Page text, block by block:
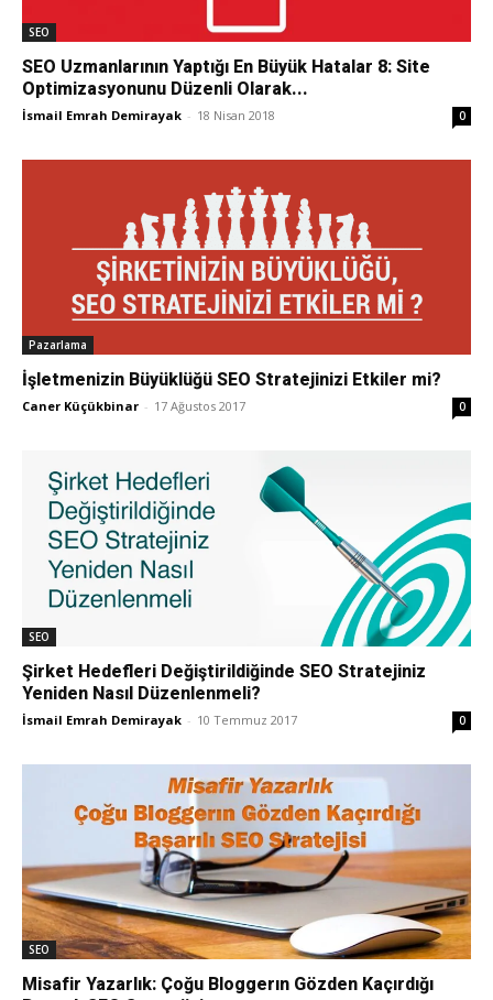
SEO
SEO Uzmanlarının Yaptığı En Büyük Hatalar 8: Site
Optimizasyonunu Düzenli Olarak...
İsmail Emrah Demirayak - 18 Nisan 2018 0
Pazarlama
İşletmenizin Büyüklüğü SEO Stratejinizi Etkiler mi?
Caner Küçükbinar - 17 Ağustos 2017 0
SEO
Şirket Hedefleri Değiştirildiğinde SEO Stratejiniz
Yeniden Nasıl Düzenlenmeli?
İsmail Emrah Demirayak - 10 Temmuz 2017 0
SEO
Misafir Yazarlık: Çoğu Bloggerın Gözden Kaçırdığı